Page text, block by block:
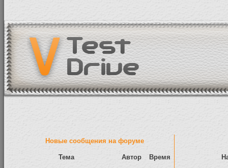
Новые сообщения на форуме
Тема Автор
Время